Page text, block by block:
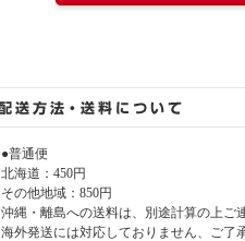
●普通便
北海道：450円
その他地域：850円
沖縄・離島への送料は、別途計算の上ご
海外発送には対応しておりません、ご了